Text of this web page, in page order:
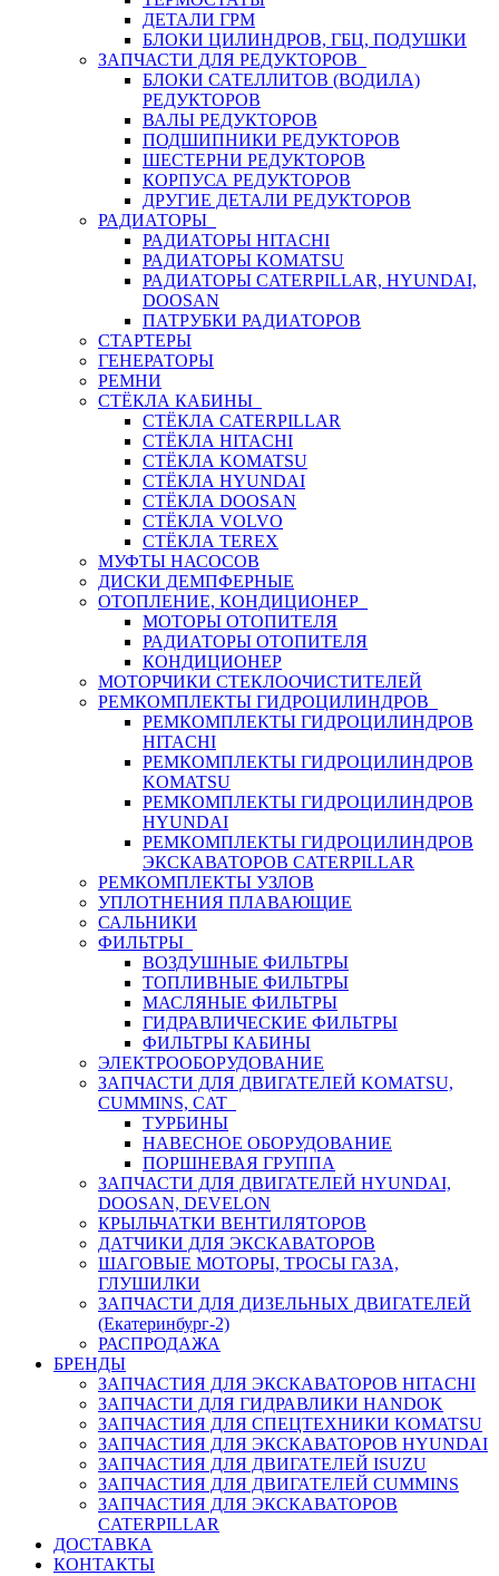
ДЕТАЛИ ГРМ
БЛОКИ ЦИЛИНДРОВ, ГБЦ, ПОДУШКИ
ЗАПЧАСТИ ДЛЯ РЕДУКТОРОВ
БЛОКИ САТЕЛЛИТОВ (ВОДИЛА)
РЕДУКТОРОВ
ВАЛЫ РЕДУКТОРОВ
ПОДШИПНИКИ РЕДУКТОРОВ
ШЕСТЕРНИ РЕДУКТОРОВ
КОРПУСА РЕДУКТОРОВ
ДРУГИЕ ДЕТАЛИ РЕДУКТОРОВ
РАДИАТОРЫ
РАДИАТОРЫ HITACHI
РАДИАТОРЫ KOMATSU
РАДИАТОРЫ CATERPILLAR, HYUNDAI,
DOOSAN
ПАТРУБКИ РАДИАТОРОВ
СТАРТЕРЫ
ГЕНЕРАТОРЫ
РЕМНИ
СТЁКЛА КАБИНЫ
СТЁКЛА CATERPILLAR
СТЁКЛА HITACHI
СТЁКЛА KOMATSU
СТЁКЛА HYUNDAI
СТЁКЛА DOOSAN
СТЁКЛА VOLVO
СТЁКЛА TEREX
МУФТЫ НАСОСОВ
ДИСКИ ДЕМПФЕРНЫЕ
ОТОПЛЕНИЕ, КОНДИЦИОНЕР
МОТОРЫ ОТОПИТЕЛЯ
РАДИАТОРЫ ОТОПИТЕЛЯ
КОНДИЦИОНЕР
МОТОРЧИКИ СТЕКЛООЧИСТИТЕЛЕЙ
РЕМКОМПЛЕКТЫ ГИДРОЦИЛИНДРОВ
РЕМКОМПЛЕКТЫ ГИДРОЦИЛИНДРОВ
HITACHI
РЕМКОМПЛЕКТЫ ГИДРОЦИЛИНДРОВ
KOMATSU
РЕМКОМПЛЕКТЫ ГИДРОЦИЛИНДРОВ
HYUNDAI
РЕМКОМПЛЕКТЫ ГИДРОЦИЛИНДРОВ
ЭКСКАВАТОРОВ CATERPILLAR
РЕМКОМПЛЕКТЫ УЗЛОВ
УПЛОТНЕНИЯ ПЛАВАЮЩИЕ
САЛЬНИКИ
ФИЛЬТРЫ
ВОЗДУШНЫЕ ФИЛЬТРЫ
ТОПЛИВНЫЕ ФИЛЬТРЫ
МАСЛЯНЫЕ ФИЛЬТРЫ
ГИДРАВЛИЧЕСКИЕ ФИЛЬТРЫ
ФИЛЬТРЫ КАБИНЫ
ЭЛЕКТРООБОРУДОВАНИЕ
ЗАПЧАСТИ ДЛЯ ДВИГАТЕЛЕЙ KOMATSU,
CUMMINS, CAT
ТУРБИНЫ
НАВЕСНОЕ ОБОРУДОВАНИЕ
ПОРШНЕВАЯ ГРУППА
ЗАПЧАСТИ ДЛЯ ДВИГАТЕЛЕЙ HYUNDAI,
DOOSAN, DEVELON
КРЫЛЬЧАТКИ ВЕНТИЛЯТОРОВ
ДАТЧИКИ ДЛЯ ЭКСКАВАТОРОВ
ШАГОВЫЕ МОТОРЫ, ТРОСЫ ГАЗА,
ГЛУШИЛКИ
ЗАПЧАСТИ ДЛЯ ДИЗЕЛЬНЫХ ДВИГАТЕЛЕЙ
(Екатеринбург-2)
РАСПРОДАЖА
БРЕНДЫ
ЗАПЧАСТИЯ ДЛЯ ЭКСКАВАТОРОВ HITACHI
ЗАПЧАСТИ ДЛЯ ГИДРАВЛИКИ HANDOK
ЗАПЧАСТИЯ ДЛЯ СПЕЦТЕХНИКИ KOMATSU
ЗАПЧАСТИЯ ДЛЯ ЭКСКАВАТОРОВ HYUNDAI
ЗАПЧАСТИЯ ДЛЯ ДВИГАТЕЛЕЙ ISUZU
ЗАПЧАСТИЯ ДЛЯ ДВИГАТЕЛЕЙ CUMMINS
ЗАПЧАСТИЯ ДЛЯ ЭКСКАВАТОРОВ
CATERPILLAR
ДОСТАВКА
КОНТАКТЫ